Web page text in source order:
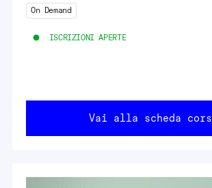
On Demand
ISCRIZIONI APERTE
Vai alla scheda